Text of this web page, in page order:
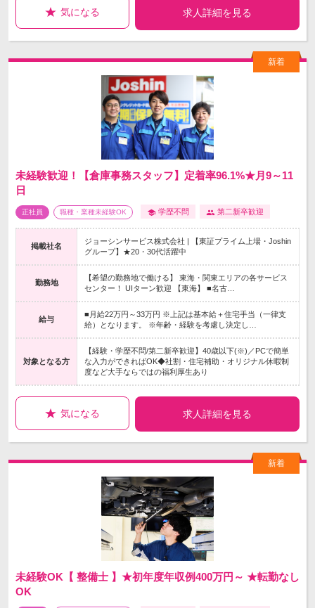
気になる 求人詳細を見る
未経験歓迎！【倉庫事務スタッフ】定着率96.1%★月9～11
日
正社員 職種・業種未経験OK 学歴不問 第二新卒歓迎
掲載社名
ジョーシンサービス株式会社 | 【東証プライム上場・Joshin
グループ】★20・30代活躍中
勤務地
【希望の勤務地で働ける】 東海・関東エリアの各サービス
センター！ UIターン歓迎 【東海】 ■名古…
給与
■月給22万円～33万円 ※上記は基本給＋住宅手当（一律支
給）となります。 ※年齢・経験を考慮し決定し…
対象となる方
【経験・学歴不問/第二新卒歓迎】40歳以下(※)／PCで簡単
な入力ができればOK◆社割・住宅補助・オリジナル休暇制
度など大手ならではの福利厚生あり
気になる 求人詳細を見る
未経験OK【 整備士 】★初年度年収例400万円～ ★転勤なし
OK